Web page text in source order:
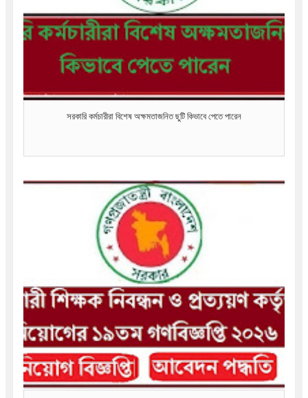
সরকারি কর্মচারীরা বিশেষ অক্ষমতাজনিত ছুটি কিভাবে পেতে পারেন